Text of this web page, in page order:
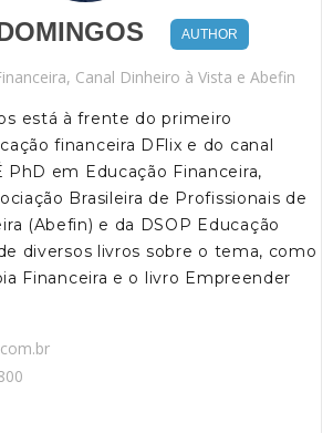
AUTHOR
Canal Dinheiro à Vista e Abefin
está à frente do primeiro
financeira DFlix e do canal
PhD em Educação Financeira,
Brasileira de Profissionais de
(Abefin) e da DSOP Educação
diversos livros sobre o tema, como
Financeira e o livro Empreender